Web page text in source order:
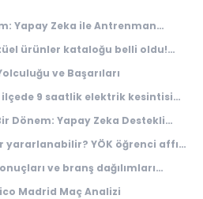
Yapay Zeka ile Antrenman
ürünler kataloğu belli oldu!
süpürge, telefon ve TV
ve Başarıları
9 saatlik elektrik kesintisi
Dönem: Yapay Zeka Destekli
yararlanabilir? YÖK öğrenci affı
ve branş dağılımları
Madrid Maç Analizi